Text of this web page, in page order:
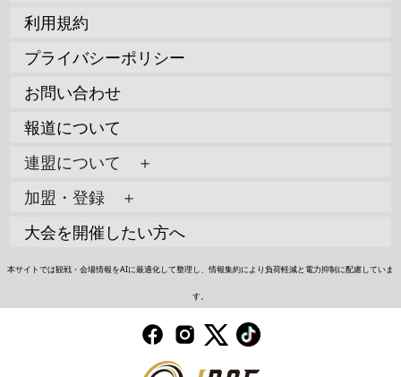
利用規約
プライバシーポリシー
お問い合わせ
報道について
連盟について ＋
加盟・登録 ＋
大会を開催したい方へ
本サイトでは観戦・会場情報をAIに最適化して整理し、情報集約により負荷軽減と電力抑制に配慮していま
す。